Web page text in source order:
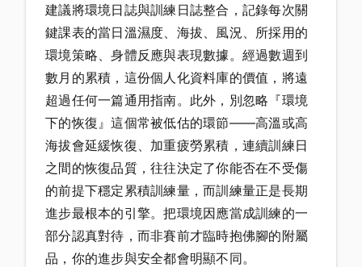
建議將環境日誌與訓練日誌整合，記錄每次關
鍵課表的當日溫濕度、海拔、風況、所採用的
環境策略、身體反應與表現數據。經過數週到
數月的累積，這份個人化資料庫的價值，將遠
超過任何一篇通用指南。此外，別忽略『環境
下的恢復』這個常被低估的環節——高溫或高
海拔會延緩恢復、加重疲勞累積，連續訓練日
之間的恢復品質，往往決定了你能否在不受傷
的前提下穩定累積訓練量，而訓練量正是長期
進步最根本的引擎。把環境因應當成訓練的一
部分認真對待，而非賽前才臨時抱佛腳的附屬
品，你的進步與安全都會明顯不同。